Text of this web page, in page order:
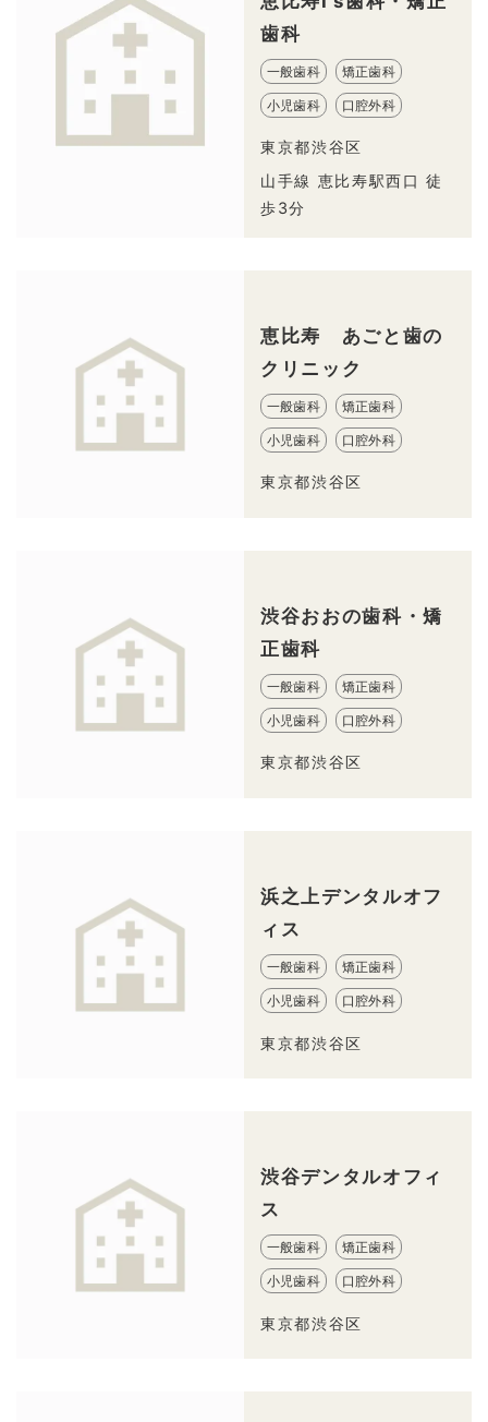
歯科
一般歯科 矯正歯科
小児歯科 口腔外科
東京都渋谷区
山手線 恵比寿駅西口 徒
歩3分
恵比寿 あごと歯の
クリニック
一般歯科 矯正歯科
小児歯科 口腔外科
東京都渋谷区
渋谷おおの歯科・矯
正歯科
一般歯科 矯正歯科
小児歯科 口腔外科
東京都渋谷区
浜之上デンタルオフ
ィス
一般歯科 矯正歯科
小児歯科 口腔外科
東京都渋谷区
渋谷デンタルオフィ
ス
一般歯科 矯正歯科
小児歯科 口腔外科
東京都渋谷区